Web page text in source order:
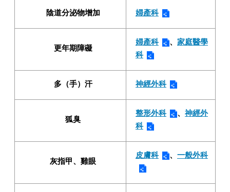
陰道分泌物增加 婦產科
更年期障礙
婦產科 、 家庭醫學
科
多（手）汗 神經外科
狐臭
整形外科 、 神經外
科
灰指甲、雞眼
皮膚科 、 一般外科